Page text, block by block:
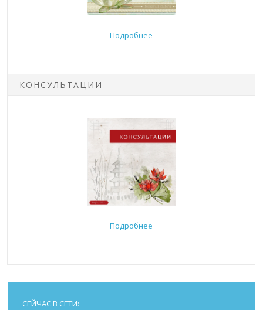
Подробнее
КОНСУЛЬТАЦИИ
Подробнее
СЕЙЧАС В СЕТИ: